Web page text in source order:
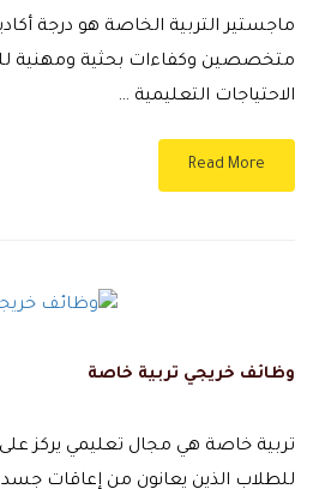
ماجستير التربية الخاصة هو درجة
متخصصين وكفاءات بحثية ومهنية
الاحتياجات التعليمية …
Read More
وظائف خريجي تربية خاصة
تربية خاصة هي مجال تعليمي يركز على
للطلاب الذين يعانون من إعاقات